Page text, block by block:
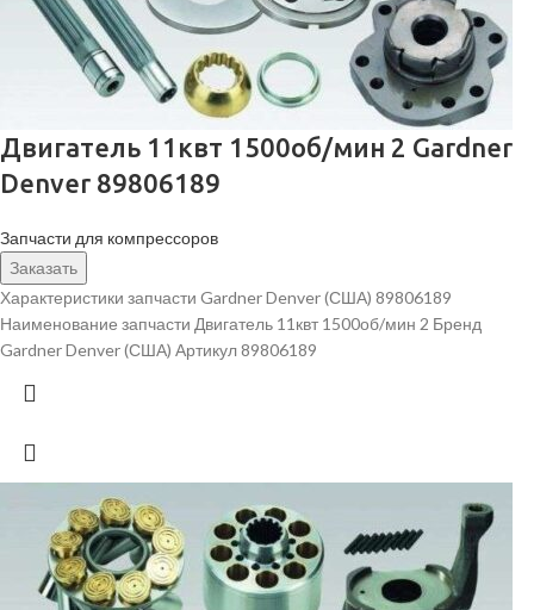
Двигатель 11квт 1500об/мин 2 Gardner
Denver 89806189
Запчасти для компрессоров
Заказать
Характеристики запчасти Gardner Denver (США) 89806189
Наименование запчасти Двигатель 11квт 1500об/мин 2 Бренд
Gardner Denver (США) Артикул 89806189